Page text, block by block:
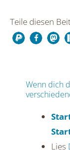
Teile diesen
Wenn dich
Lies